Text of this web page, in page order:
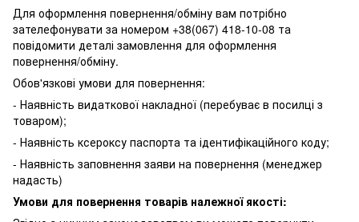
Для оформлення повернення/обміну вам потрібно
зателефонувати за номером +38(067) 418-10-08 та
повідомити деталі замовлення для оформлення
повернення/обміну.
Обов'язкові умови для повернення:
- Наявність видаткової накладної (перебуває в посилці з
товаром);
- Наявність ксероксу паспорта та ідентифікаційного коду;
- Наявність заповнення заяви на повернення (менеджер
надасть)
Умови для повернення товарів належної якості: